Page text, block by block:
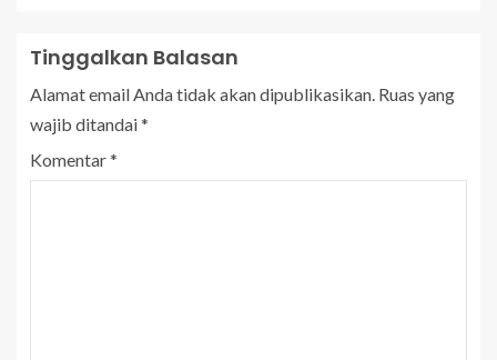
Tinggalkan Balasan
Alamat email Anda tidak akan dipublikasikan. Ruas yang
wajib ditandai*
Komentar*